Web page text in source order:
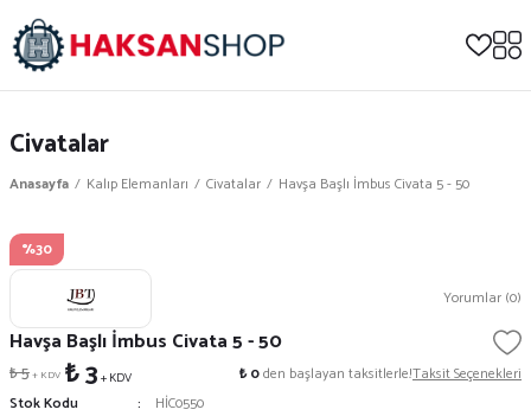
Civatalar
Anasayfa Kalıp Elemanları Civatalar Havşa Başlı İmbus Civata 5 - 50
%30
Yorumlar (0)
Havşa Başlı İmbus Civata 5 - 50
₺ 5+ KDV ₺ 3+ KDV ₺ 0den başlayan taksitlerle!Taksit Seçenekleri
Stok Kodu
HİC0550